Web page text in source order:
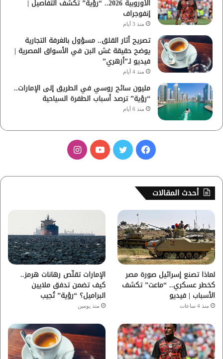
الأوروبية 2026.. “رؤية” تكشف التفاصيل |
إنفوجراف
منذ 3 أيام
تصريح أثار القلق.. مسؤول بالغرفة التجارية
يوضح حقيقة غش البن في الأسواق المصرية |
فيديو لـ”أزهري”
منذ 4 أيام
مليون سائح روسي في الطريق إلى الإمارات..
“رؤية” ترصد أسباب الطفرة السياحية
منذ 6 أيام
س
ب
و
ك
ر
ي
و
ب
ت
ق
ر
ا
م
أحدث المقالات
لماذا تصنع إسرائيل صورة مصر
كخطر عسكري.. “ماعت” تكشف
الأسباب | فيديو
منذ 4 ساعات
الإمارات تقلّص رهانات هرمز..
كيف تضمن تدفق ملايين
البراميل؟ “رؤية” تُجيب
منذ يومين